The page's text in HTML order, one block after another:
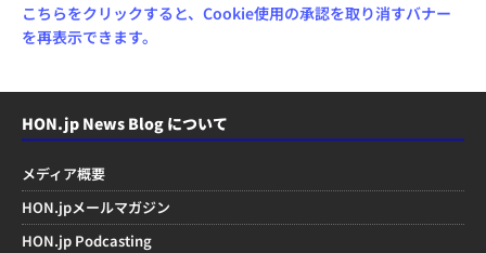
こちらをクリックすると、Cookie使用の承認を取り消すバナー
を再表示できます。
HON.jp News Blog について
メディア概要
HON.jpメールマガジン
HON.jp Podcasting